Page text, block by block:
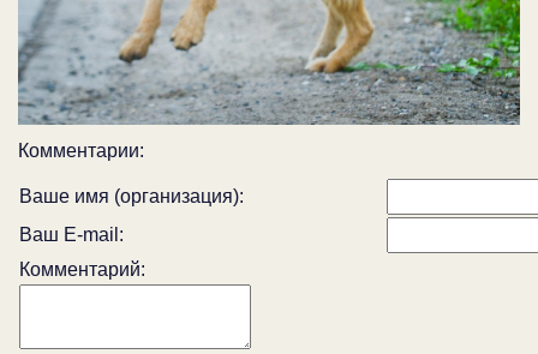
Комментарии:
Ваше имя (организация):
Ваш E-mail:
Комментарий: